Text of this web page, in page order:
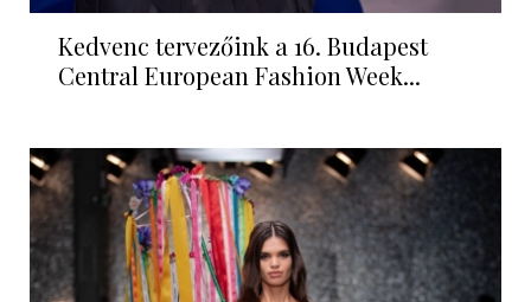
Kedvenc tervezőink a 16. Budapest
Central European Fashion Week...